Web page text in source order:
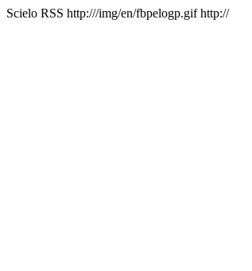
Scielo RSS http:///img/en/fbpelogp.gif http://